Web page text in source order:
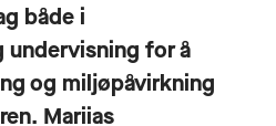
både i
for å
og miljøpåvirkning
Mariias